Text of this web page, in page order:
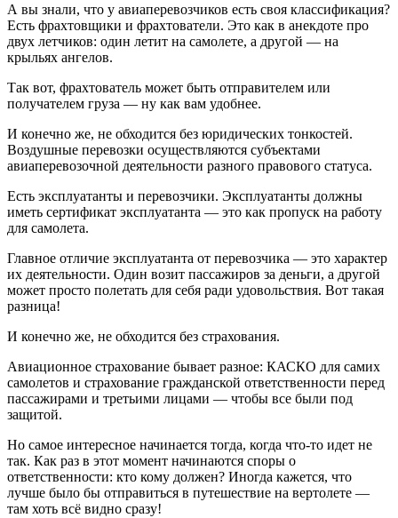
А вы знали, что у авиаперевозчиков есть своя классификация?
Есть фрахтовщики и фрахтователи. Это как в анекдоте про
двух летчиков: один летит на самолете, а другой — на
крыльях ангелов.
Так вот, фрахтователь может быть отправителем или
получателем груза — ну как вам удобнее.
И конечно же, не обходится без юридических тонкостей.
Воздушные перевозки осуществляются субъектами
авиаперевозочной деятельности разного правового статуса.
Есть эксплуатанты и перевозчики. Эксплуатанты должны
иметь сертификат эксплуатанта — это как пропуск на работу
для самолета.
Главное отличие эксплуатанта от перевозчика — это характер
их деятельности. Один возит пассажиров за деньги, а другой
может просто полетать для себя ради удовольствия. Вот такая
разница!
И конечно же, не обходится без страхования.
Авиационное страхование бывает разное: КАСКО для самих
самолетов и страхование гражданской ответственности перед
пассажирами и третьими лицами — чтобы все были под
защитой.
Но самое интересное начинается тогда, когда что-то идет не
так. Как раз в этот момент начинаются споры о
ответственности: кто кому должен? Иногда кажется, что
лучше было бы отправиться в путешествие на вертолете —
там хоть всё видно сразу!